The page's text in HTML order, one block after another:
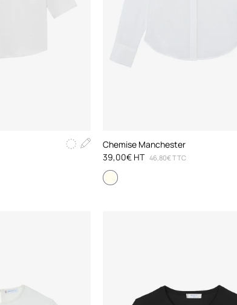
Chemise Manchester
39,00€ HT 46,80€ TTC